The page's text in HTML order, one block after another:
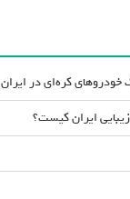
کره‌ای در ایران
ایران کیست؟